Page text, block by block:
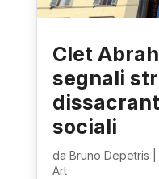
Clet
segnali
sociali
da Bruno Depetris
Art